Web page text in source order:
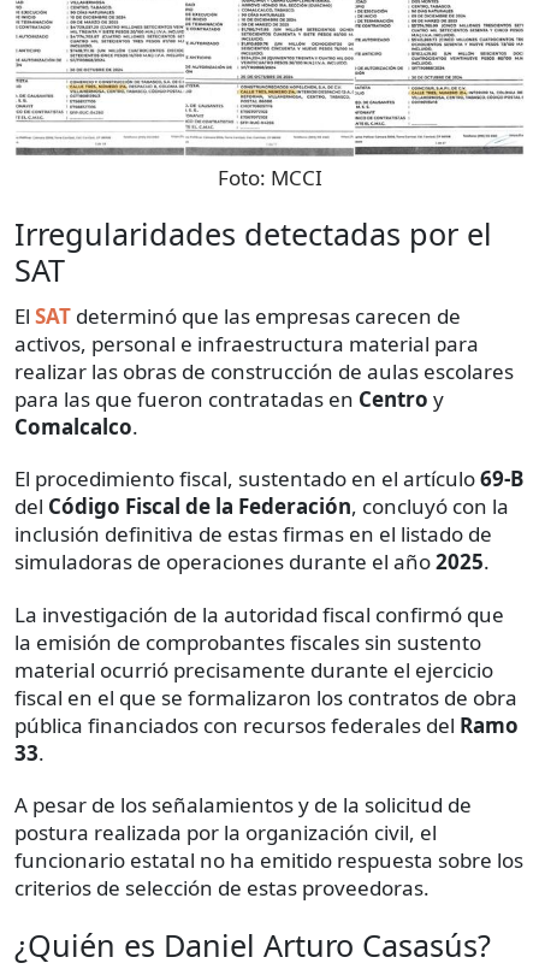
Foto: MCCI
Irregularidades detectadas por el
SAT
El SAT determinó que las empresas carecen de
activos, personal e infraestructura material para
realizar las obras de construcción de aulas escolares
para las que fueron contratadas en Centro y
Comalcalco.
El procedimiento fiscal, sustentado en el artículo69-B
del Código Fiscal de la Federación, concluyó con la
inclusión definitiva de estas firmas en el listado de
simuladoras de operaciones durante el año2025.
La investigación de la autoridad fiscal confirmó que
la emisión de comprobantes fiscales sin sustento
material ocurrió precisamente durante el ejercicio
fiscal en el que se formalizaron los contratos de obra
pública financiados con recursos federales del Ramo
33.
A pesar de los señalamientos y de la solicitud de
postura realizada por la organización civil, el
funcionario estatal no ha emitido respuesta sobre los
criterios de selección de estas proveedoras.
¿Quién es Daniel Arturo Casasús?